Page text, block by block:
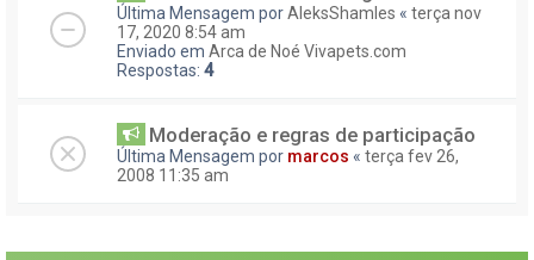
Última Mensagem porAleksShamles « terça nov
17, 2020 8:54 am
Enviado em Arca de Noé Vivapets.com
Respostas: 4
Moderação e regras de participação
Última Mensagem por marcos « terça fev 26,
2008 11:35 am